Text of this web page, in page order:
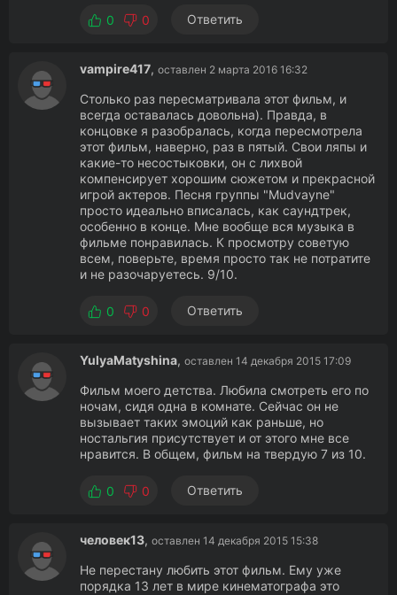
0 0 Ответить
vampire417, оставлен 2 марта 2016 16:32
Столько раз пересматривала этот фильм, и
всегда оставалась довольна). Правда, в
концовке я разобралась, когда пересмотрела
этот фильм, наверно, раз в пятый. Свои ляпы и
какие-то несостыковки, он с лихвой
компенсирует хорошим сюжетом и прекрасной
игрой актеров. Песня группы "Mudvayne"
просто идеально вписалась, как саундтрек,
особенно в конце. Мне вообще вся музыка в
фильме понравилась. К просмотру советую
всем, поверьте, время просто так не потратите
и не разочаруетесь. 9/10.
0 0 Ответить
YulyaMatyshina, оставлен 14 декабря 2015 17:09
Фильм моего детства. Любила смотреть его по
ночам, сидя одна в комнате. Сейчас он не
вызывает таких эмоций как раньше, но
ностальгия присутствует и от этого мне все
нравится. В общем, фильм на твердую 7 из 10.
0 0 Ответить
человек13, оставлен 14 декабря 2015 15:38
Не перестану любить этот фильм. Ему уже
порядка 13 лет в мире кинематографа это